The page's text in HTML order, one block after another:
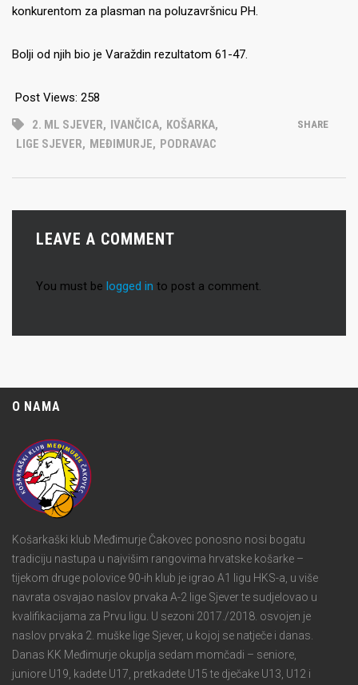
konkurentom za plasman na poluzavršnicu PH.
Bolji od njih bio je Varaždin rezultatom 61-47.
Post Views: 258
2. ML SJEVER, IVANČICA, KOŠARKA,
LIGE SJEVER, MEĐIMURJE, PODRAVAC
SHARE
LEAVE A COMMENT
You must be logged in to post a comment.
O NAMA
Košarkaški klub Međimurje Čakovec ponosno nosi bogatu
tradiciju nastupa u najvišim rangovima hrvatske košarke –
tijekom druge polovice 90-ih klub je igrao A1 ligu HKS-a, u više
navrata osvajao naslov prvaka A-2 lige Sjever te sudjelovao u
kvalifikacijama za Prvu ligu. U sezoni 2017./2018. osvojen je
naslov prvaka 2. muške lige Sjever, u kojoj se natječe i danas.
Danas KK Međimurje okuplja sedam momčadi – seniore,
juniore U19, kadete U17, pretkadete U15 te dječake U13, U12 i